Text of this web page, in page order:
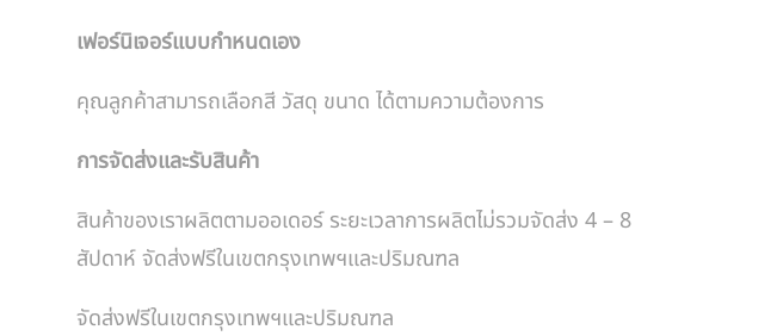
เฟอร์นิเจอร์แบบกำหนดเอง
คุณลูกค้าสามารถเลือกสี วัสดุ ขนาด ได้ตามความต้องการ
การจัดส่งและรับสินค้า
สินค้าของเราผลิตตามออเดอร์ ระยะเวลาการผลิตไม่รวมจัดส่ง 4 – 8
สัปดาห์ จัดส่งฟรีในเขตกรุงเทพฯและปริมณฑล
จัดส่งฟรีในเขตกรุงเทพฯและปริมณฑล